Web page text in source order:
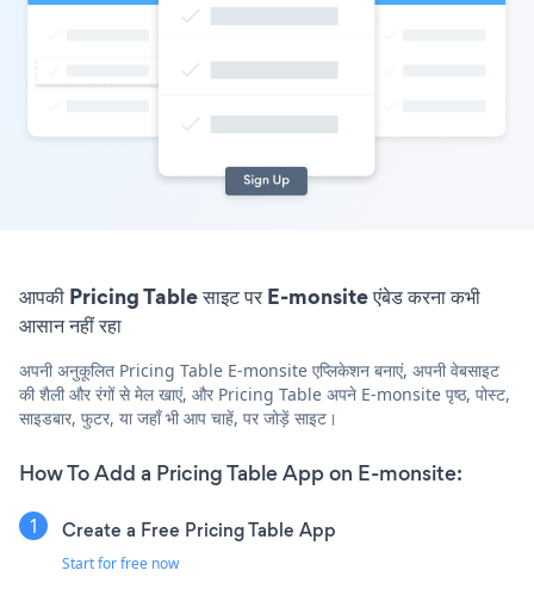
आपकी Pricing Table साइट पर E-monsite एंबेड करना कभी
आसान नहीं रहा
अपनी अनुकूलित Pricing Table E-monsite एप्लिकेशन बनाएं, अपनी वेबसाइट
की शैली और रंगों से मेल खाएं, और Pricing Table अपने E-monsite पृष्ठ, पोस्ट,
साइडबार, फुटर, या जहाँ भी आप चाहें, पर जोड़ें साइट।
How To Add a Pricing Table App on E-monsite:
Create a Free Pricing Table App
Start for free now